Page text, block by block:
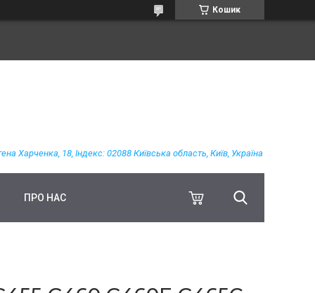
Кошик
Харченка, 18, Індекс: 02088 Київська область, Київ, Україна
ПРО НАС